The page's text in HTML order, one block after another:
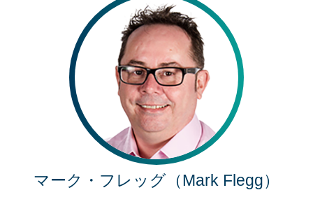
マーク・フレッグ（Mark Flegg）